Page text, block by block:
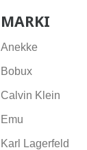
MARKI
Anekke
Bobux
Calvin Klein
Emu
Karl Lagerfeld